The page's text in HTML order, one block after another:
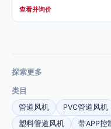
查看并询价
探索更多
类目
管道风机
PVC管道风机
塑料管道风机
带APP控